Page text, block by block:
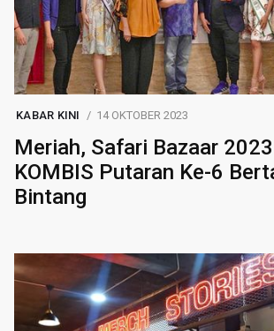
KABAR KINI 14 OKTOBER 2023
Meriah, Safari Bazaar
KOMBIS Putaran Ke-6
Bintang